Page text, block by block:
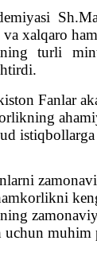
xalqaro
turli
Fanlar
uchun